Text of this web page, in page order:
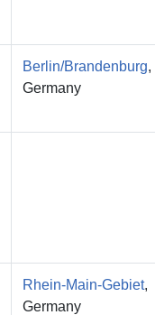
Berlin/Brandenburg,
Germany
Rhein-Main-Gebiet,
Germany